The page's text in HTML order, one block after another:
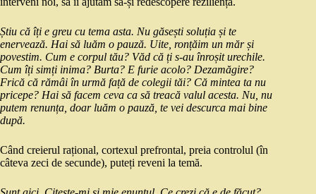
Știu că îți e greu cu tema asta. Nu găsești soluția și te
enervează. Hai să luăm o pauză. Uite, ronțăim un măr și
povestim. Cum e corpul tău? Văd că ți s-au înroșit urechile.
Cum îți simți inima? Burta? E furie acolo? Dezamăgire?
Frică că rămâi în urmă față de colegii tăi? Că mintea ta nu
pricepe? Hai să facem ceva ca să treacă valul acesta. Nu, nu
putem renunța, doar luăm o pauză, te vei descurca mai bine
după.
Când creierul rațional, cortexul prefrontal, preia controlul (în
câteva zeci de secunde), puteți reveni la temă.